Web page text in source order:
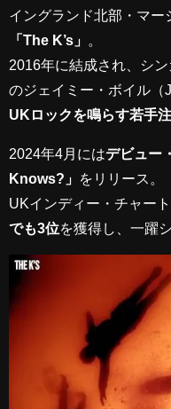
イングランド北部・マー
「The K’s」
2016年に結成され、シ
のジェイミー・ボイル（
UKロックを鳴らす若手
2024年4月にはデビュー
Knows?」
をリリース。
UKインディー・チャート
でも3位を獲得し、一躍